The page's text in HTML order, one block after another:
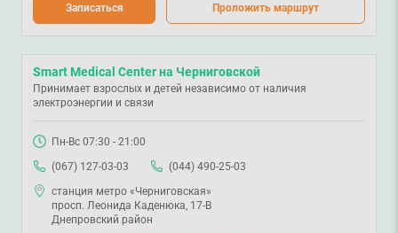
Записаться Проложить маршрут
Smart Medical Center на Черниговской
Принимает взрослых и детей независимо от наличия
электроэнергии и связи
Пн-Вс 07:30 - 21:00
(067) 127-03-03
(044) 490-25-03
станция метро «Черниговская»
просп. Леонида Каденюка, 17-В
Днепровский район